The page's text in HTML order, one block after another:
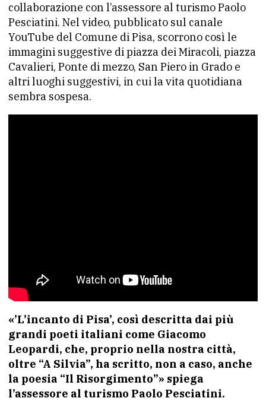
collaborazione con l’assessore al turismo Paolo
Pesciatini. Nel video, pubblicato sul canale
YouTube del Comune di Pisa, scorrono così le
immagini suggestive di piazza dei Miracoli, piazza
Cavalieri, Ponte di mezzo, San Piero in Grado e
altri luoghi suggestivi, in cui la vita quotidiana
sembra sospesa.
«’L’incanto di Pisa’, così descritta dai più
grandi poeti italiani come Giacomo
Leopardi, che, proprio nella nostra città,
oltre “A Silvia”, ha scritto, non a caso, anche
la poesia “Il Risorgimento”» spiega
l’assessore al turismo Paolo Pesciatini.